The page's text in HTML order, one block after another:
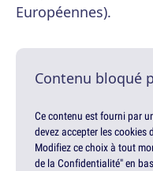
Européennes).
Contenu bloqué
Ce contenu est fourni par
devez accepter les
Modifiez ce choix à tout
de la Confidentialité" en